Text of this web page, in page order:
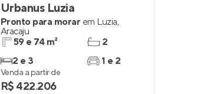
Urbanus Luzia
Pronto para morar em Luzia,
Aracaju
59 e 74 m²
2 e 3
2
1 e 2
Venda a partir de
R$ 422.206